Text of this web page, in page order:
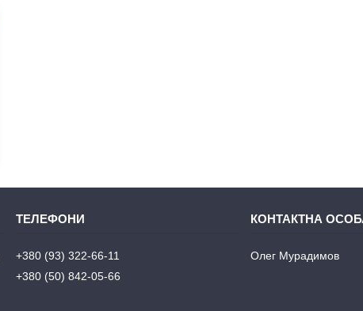
+380 (93) 322-66-11
+380 (50) 842-05-66
Олег Мурадимов